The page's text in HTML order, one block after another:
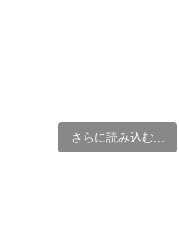
さらに読み込む...